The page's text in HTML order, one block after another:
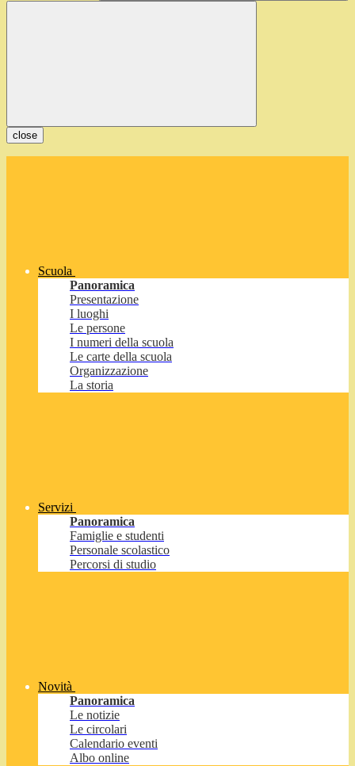
close
Scuola
Panoramica
Presentazione
I luoghi
Le persone
I numeri della scuola
Le carte della scuola
Organizzazione
La storia
Servizi
Panoramica
Famiglie e studenti
Personale scolastico
Percorsi di studio
Novità
Panoramica
Le notizie
Le circolari
Calendario eventi
Albo online